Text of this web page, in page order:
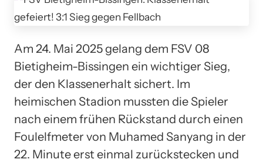
Am 24. Mai 2025 gelang dem FSV 08
Bietigheim-Bissingen ein wichtiger Sieg,
der den Klassenerhalt sichert. Im
heimischen Stadion mussten die Spieler
nach einem frühen Rückstand durch einen
Foulelfmeter von Muhamed Sanyang in der
22. Minute erst einmal zurückstecken und